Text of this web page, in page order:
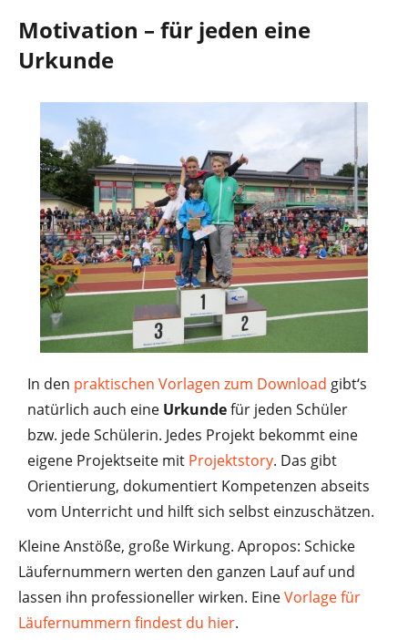
Motivation – für jeden eine
Urkunde
In den praktischen Vorlagen zum Download gibt‘s
natürlich auch eine Urkundefür jeden Schüler
bzw. jede Schülerin. Jedes Projekt bekommt eine
eigene Projektseite mit Projektstory. Das gibt
Orientierung, dokumentiert Kompetenzen abseits
vom Unterricht und hilft sich selbst einzuschätzen.
Kleine Anstöße, große Wirkung. Apropos: Schicke
Läufernummern werten den ganzen Lauf auf und
lassen ihn professioneller wirken. EineVorlage für
Läufernummern findest du hier.